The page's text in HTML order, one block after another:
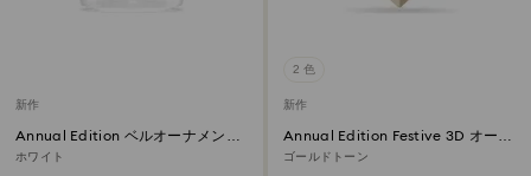
新作
Annual Edition ベルオーナメント
2026
ホワイト
2 色
新作
Annual Edition Festive 3D オーナ
メント 2026
ゴールドトーン